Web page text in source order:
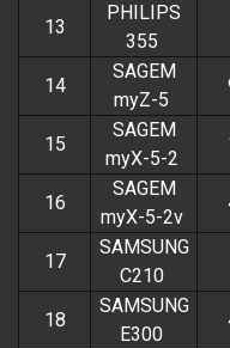
13
PHILIPS
355
14
SAGEM
myZ-5
15
SAGEM
myX-5-2
16
SAGEM
myX-5-2v
17
SAMSUNG
C210
18
SAMSUNG
E300